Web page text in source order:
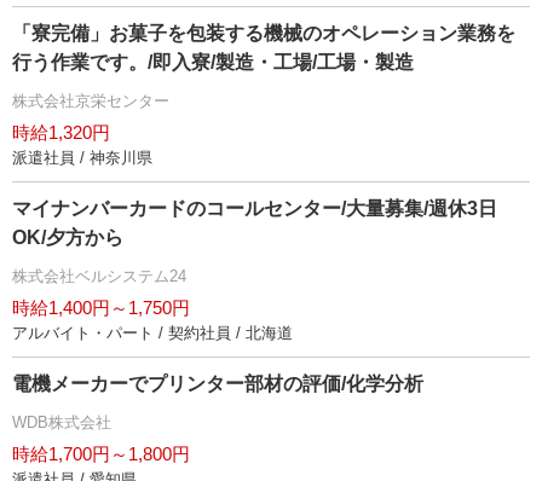
「寮完備」お菓子を包装する機械のオペレーション業務を
行う作業です。/即入寮/製造・工場/工場・製造
株式会社京栄センター
時給1,320円
派遣社員 / 神奈川県
マイナンバーカードのコールセンター/大量募集/週休3日
OK/夕方から
株式会社ベルシステム24
時給1,400円～1,750円
アルバイト・パート / 契約社員 / 北海道
電機メーカーでプリンター部材の評価/化学分析
WDB株式会社
時給1,700円～1,800円